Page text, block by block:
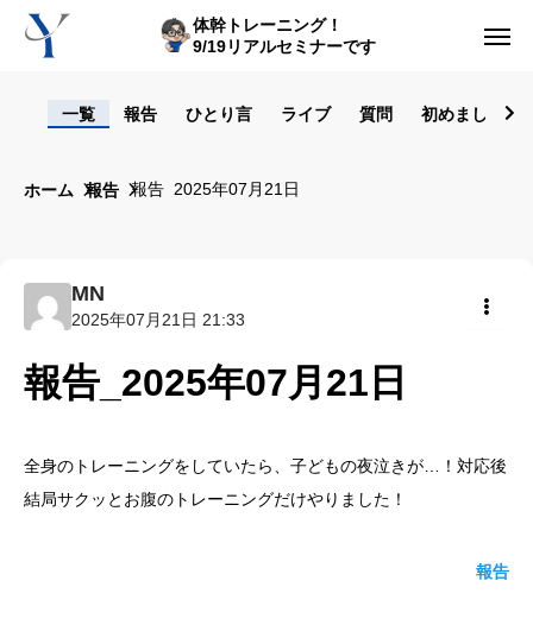
体幹トレーニング！
9/19リアルセミナーです
一覧 報告 ひとり言 ライブ 質問 初めまして！
ホーム 報告 報告_2025年07月21日
MN
2025年07月21日 21:33
報告_2025年07月21日
全身のトレーニングをしていたら、子どもの夜泣きが…！対応後
結局サクッとお腹のトレーニングだけやりました！
報告
ライブレッスン
入会方法
トップ画面ガイド